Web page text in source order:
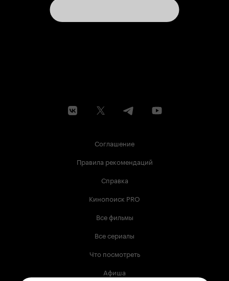
Соглашение
Правила рекомендаций
Справка
Кинопоиск PRO
Все фильмы
Все сериалы
Что посмотреть
Афиша